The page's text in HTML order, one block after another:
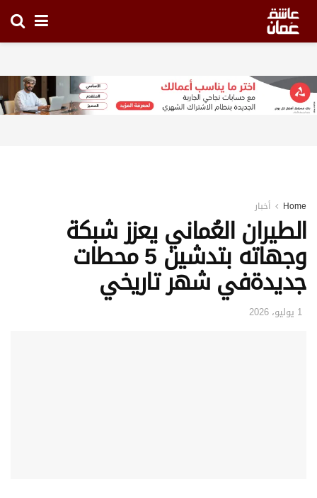
Home أخبار
الطيران العُماني يعزز شبكة
وجهاته بتدشين 5 محطات
جديدةفي شهر تاريخي
1 يوليو، 2026